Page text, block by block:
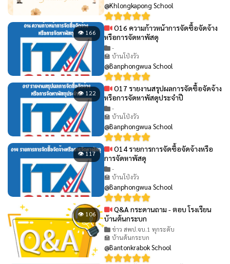
@Khlongkapong School
👁 166
O16 ความก้าวหน้าการจัดซื้อจัดจ้าง
หรือการจัดหาพัสดุ
-
🏫 บ้านโป่งวัว
@Banphongwua School
👁 122
O17 รายงานสรุปผลการจัดซื้อจัดจ้าง
หรือการจัดหาพัสดุประจำปี
-
🏫 บ้านโป่งวัว
@Banphongwua School
👁 117
O14 รายการการจัดซื้อจัดจ้างหรือ
การจัดหาพัสดุ
-
🏫 บ้านโป่งวัว
@Banphongwua School
👁 106
Q&A กระดานถาม - ตอบ โรงเรียน
บ้านต้นกระบก
ข่าว สพป.จบ.1 ทุกระดับ
🏫 บ้านต้นกระบก
@Bantonkrabok School